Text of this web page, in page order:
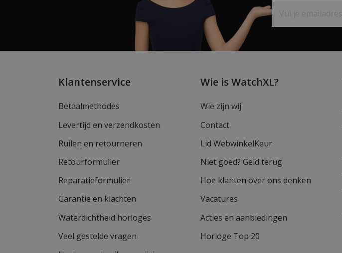
Klantenservice
Betaalmethodes
Levertijd en verzendkosten
Ruilen en retourneren
Retourformulier
Reparatieformulier
Garantie en klachten
Waterdichtheid horloges
Veel gestelde vragen
Wie is WatchXL?
Wie zijn wij
Contact
Lid WebwinkelKeur
Niet goed? Geld terug
Hoe klanten over ons denken
Vacatures
Acties en aanbiedingen
Horloge Top 20